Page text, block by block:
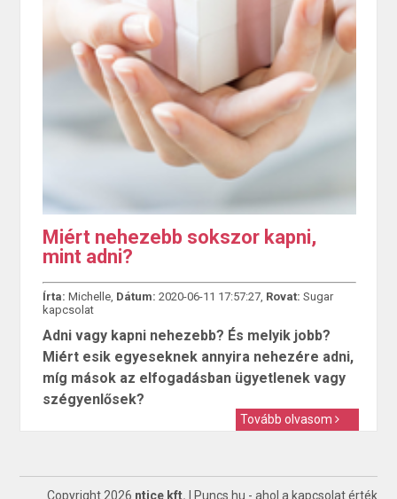
Miért nehezebb sokszor kapni,
mint adni?
Írta: Michelle, Dátum: 2020-06-11 17:57:27, Rovat: Sugar
kapcsolat
Adni vagy kapni nehezebb? És melyik jobb?
Miért esik egyeseknek annyira nehezére adni,
míg mások az elfogadásban ügyetlenek vagy
szégyenlősek?
Tovább olvasom
Copyright 2026 ntice kft. Puncs.hu - ahol a kapcsolat érték